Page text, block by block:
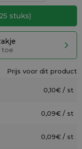
stuks)
toe
Prijs voor dit product
0,10€ / st
0,09€ / st
0,09€ / st